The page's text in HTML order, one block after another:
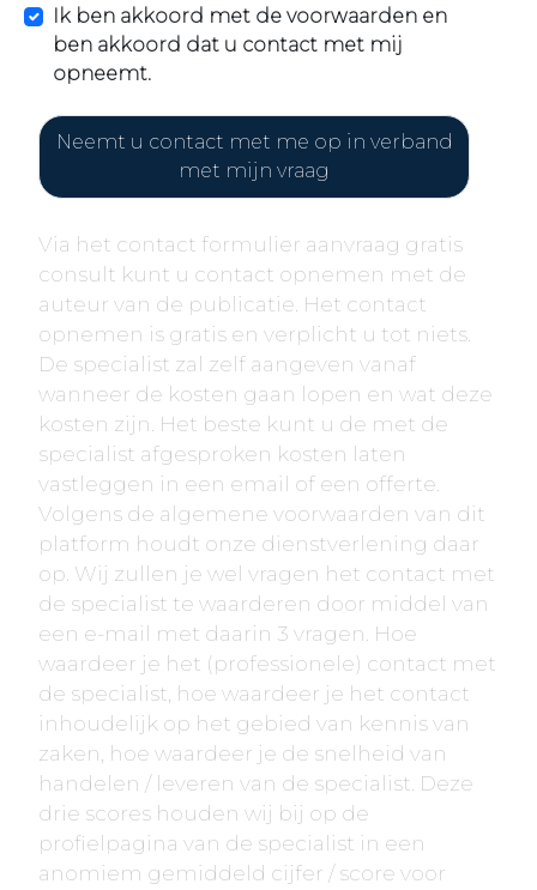
Ik ben akkoord met de voorwaarden en
ben akkoord dat u contact met mij
opneemt.
Neemt u contact met me op in verband
met mijn vraag
Via het contact formulier aanvraag gratis
consult kunt u contact opnemen met de
auteur van de publicatie. Het contact
opnemen is gratis en verplicht u tot niets.
De specialist zal zelf aangeven vanaf
wanneer de kosten gaan lopen en wat deze
kosten zijn. Het beste kunt u de met de
specialist afgesproken kosten laten
vastleggen in een email of een offerte.
Volgens de algemene voorwaarden van dit
platform houdt onze dienstverlening daar
op. Wij zullen je wel vragen het contact met
de specialist te waarderen door middel van
een e-mail met daarin 3 vragen. Hoe
waardeer je het (professionele) contact met
de specialist, hoe waardeer je het contact
inhoudelijk op het gebied van kennis van
zaken, hoe waardeer je de snelheid van
handelen / leveren van de specialist. Deze
drie scores houden wij bij op de
profielpagina van de specialist in een
anomiem gemiddeld cijfer / score voor